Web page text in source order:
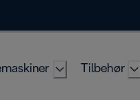
Tilbehør